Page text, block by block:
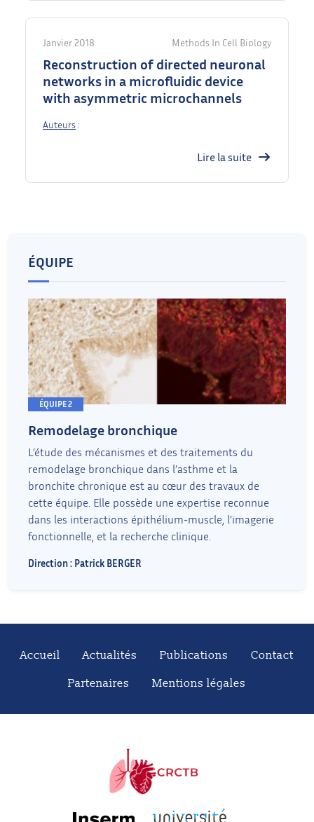
Janvier 2018 Methods In Cell Biology
Reconstruction of directed neuronal
networks in a microfluidic device
with asymmetric microchannels
Auteurs :
Lire la suite
ÉQUIPE
ÉQUIPE 2
Remodelage bronchique
L’étude des mécanismes et des traitements du
remodelage bronchique dans l’asthme et la
bronchite chronique est au cœur des travaux de
cette équipe. Elle possède une expertise reconnue
dans les interactions épithélium-muscle, l’imagerie
fonctionnelle, et la recherche clinique.
Direction : Patrick BERGER
Accueil Actualités Publications
Contact
Partenaires
Mentions légales